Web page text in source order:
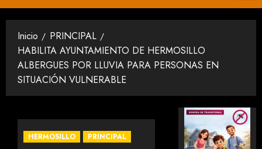
principal
Inicio
PRINCIPAL
HABILITA AYUNTAMIENTO DE HERMOSILLO
ALBERGUES POR LLUVIA PARA PERSONAS EN
SITUACIÓN VULNERABLE
HERMOSILLO PRINCIPAL